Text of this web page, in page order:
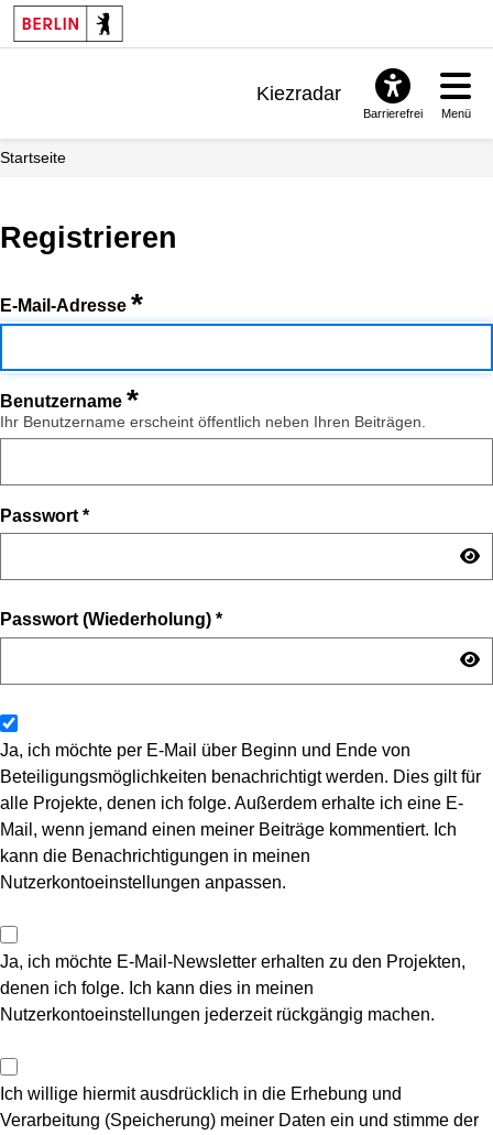
Kiezradar
Barrierefrei Menü
Startseite
Registrieren
E-Mail-Adresse *
Benutzername *
Ihr Benutzername erscheint öffentlich neben Ihren Beiträgen.
Passwort *
Passwort (Wiederholung) *
Ja, ich möchte per E-Mail über Beginn und Ende von
Beteiligungsmöglichkeiten benachrichtigt werden. Dies gilt für
alle Projekte, denen ich folge. Außerdem erhalte ich eine E-
Mail, wenn jemand einen meiner Beiträge kommentiert. Ich
kann die Benachrichtigungen in meinen
Nutzerkontoeinstellungen anpassen.
Ja, ich möchte E-Mail-Newsletter erhalten zu den Projekten,
denen ich folge. Ich kann dies in meinen
Nutzerkontoeinstellungen jederzeit rückgängig machen.
Ich willige hiermit ausdrücklich in die Erhebung und
Verarbeitung (Speicherung) meiner Daten ein und stimme der